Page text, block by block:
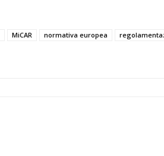
MiCAR normativa europea